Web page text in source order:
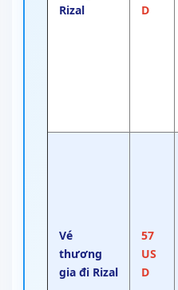
Rizal
D
Vé
thương
gia đi Rizal
57
US
D